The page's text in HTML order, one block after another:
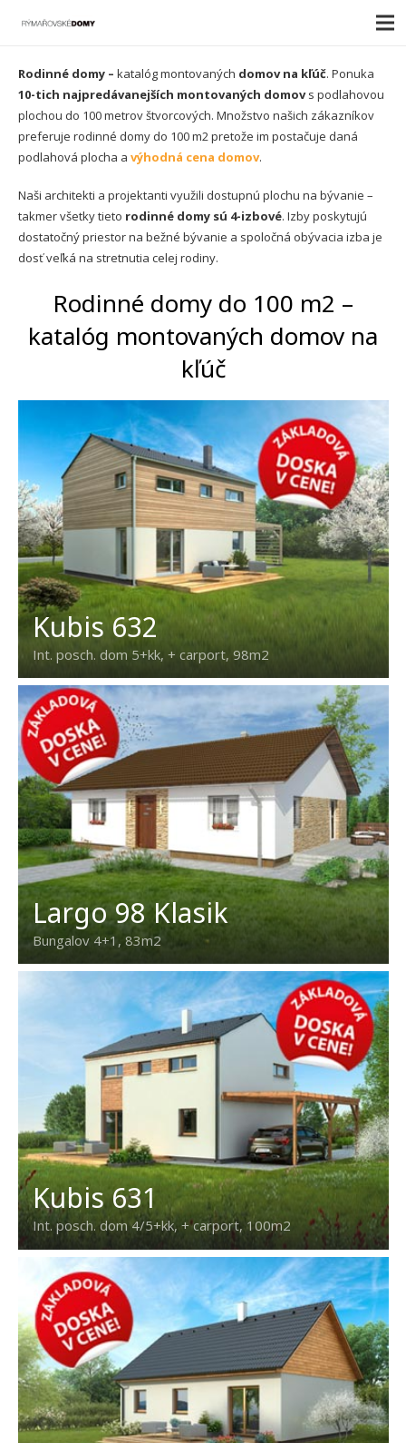
Rodinné domy – katalóg montovaných domov na kľúč. Ponuka
10-tich najpredávanejších montovaných domovs podlahovou
plochou do 100 metrov štvorcových. Množstvo našich zákazníkov
preferuje rodinné domy do 100 m2 pretože im postačuje daná
podlahová plocha a výhodná cena domov.
Naši architekti a projektanti využili dostupnú plochu na bývanie –
takmer všetky tieto rodinné domy sú 4-izbové. Izby poskytujú
dostatočný priestor na bežné bývanie a spoločná obývacia izba je
dosť veľká na stretnutia celej rodiny.
Rodinné domy do 100 m2 –
katalóg montovaných domov na
kľúč
Kubis 632
Int. posch. dom 5+kk, + carport, 98m2
Largo 98 Klasik
Bungalov 4+1, 83m2
Kubis 631
Int. posch. dom 4/5+kk, + carport, 100m2